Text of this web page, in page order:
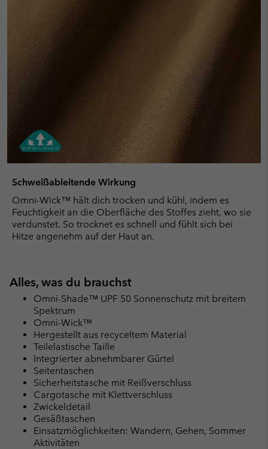
Schweißableitende Wirkung
Omni-Wick™ hält dich trocken und kühl, indem es
Feuchtigkeit an die Oberfläche des Stoffes zieht, wo sie
verdunstet. So trocknet es schnell und fühlt sich bei
Hitze angenehm auf der Haut an.
Alles, was du brauchst
Omni-Shade™ UPF 50 Sonnenschutz mit breitem
Spektrum
Omni-Wick™
Hergestellt aus recyceltem Material
Teilelastische Taille
Integrierter abnehmbarer Gürtel
Seitentaschen
Sicherheitstasche mit Reißverschluss
Cargotasche mit Klettverschluss
Zwickeldetail
Gesäßtaschen
Einsatzmöglichkeiten: Wandern, Gehen, Sommer
Aktivitäten